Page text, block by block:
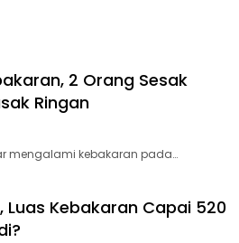
2 Orang Sesak
Ringan
mengalami kebakaran pada…
Kebakaran Capai 520